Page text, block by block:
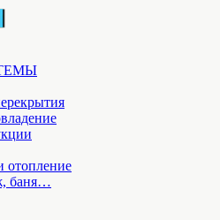
отопление
баня…